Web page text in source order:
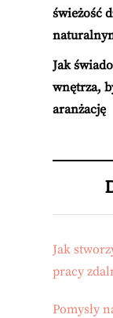
świeżość
Jak
wnętrza,
aranżację
Jak
pracy
Pomysły